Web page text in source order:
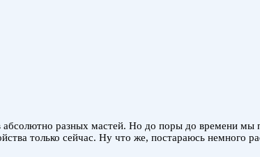
разных мастей. Но до поры до времени мы
только сейчас. Ну что же, постараюсь немного